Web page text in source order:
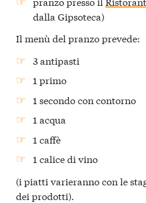
dalla Gipsoteca)
Il menù del pranzo prevede:
3 antipasti
1 primo
1 secondo con contorno
1 acqua
1 caffè
1 calice di vino
(i piatti varieranno con le
dei prodotti).